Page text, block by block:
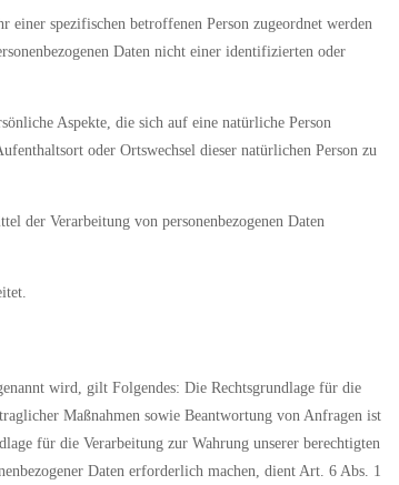
einer spezifischen betroffenen Person zugeordnet werden
Daten nicht einer identifizierten oder
Aspekte, die sich auf eine natürliche Person
oder Ortswechsel dieser natürlichen Person zu
der Verarbeitung von personenbezogenen Daten
wird, gilt Folgendes: Die Rechtsgrundlage für die
Maßnahmen sowie Beantwortung von Anfragen ist
für die Verarbeitung zur Wahrung unserer berechtigten
Daten erforderlich machen, dient Art. 6 Abs. 1